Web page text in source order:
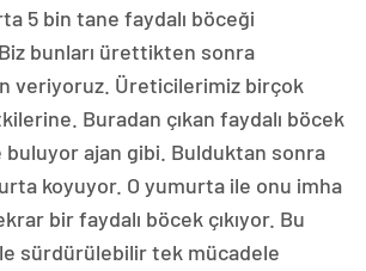
5 bin tane faydalı böceği
Biz bunları ürettikten sonra
veriyoruz. Üreticilerimiz birçok
Buradan çıkan faydalı böcek
buluyor ajan gibi. Bulduktan sonra
koyuyor. O yumurta ile onu imha
bir faydalı böcek çıkıyor. Bu
sürdürülebilir tek mücadele